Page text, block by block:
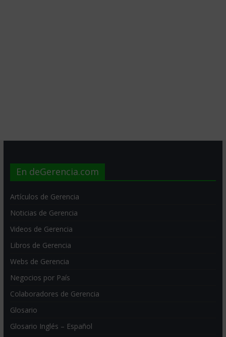
En deGerencia.com
Artículos de Gerencia
Noticias de Gerencia
Videos de Gerencia
Libros de Gerencia
Webs de Gerencia
Negocios por País
Colaboradores de Gerencia
Glosario
Glosario Inglés – Español